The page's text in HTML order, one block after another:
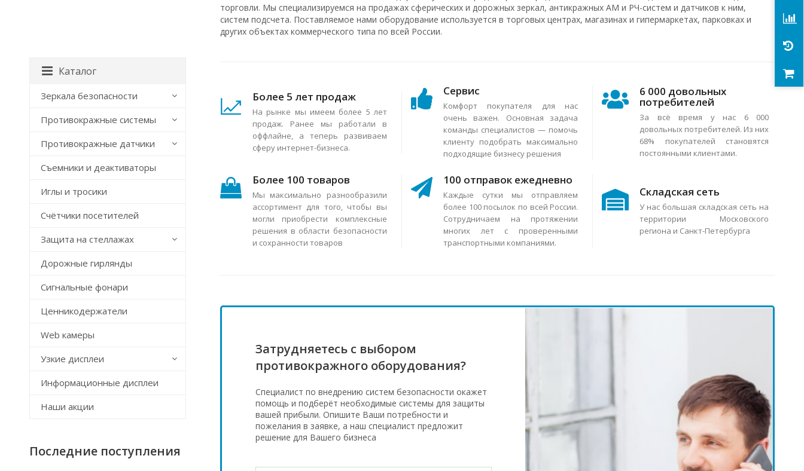
торговли. Мы специализируемся на продажах сферических и дорожных зеркал, антикражных АМ и РЧ-систем и датчиков к ним,
систем подсчета. Поставляемое нами оборудование используется в торговых центрах, магазинах и гипермаркетах, парковках и
других объектах коммерческого типа по всей России.
Более 5 лет продаж
На рынке мы имеем более 5 лет
продаж. Ранее мы работали в
оффлайне, а теперь развиваем
сферу интернет-бизнеса.
Сервис
Комфорт покупателя для нас
очень важен. Основная задача
команды специалистов — помочь
клиенту подобрать максимально
подходящие бизнесу решения
6 000 довольных
потребителей
За всё время у нас 6 000
довольных потребителей. Из них
68% покупателей становятся
постоянными клиентами.
Более 100 товаров
Мы максимально разнообразили
ассортимент для того, чтобы вы
могли приобрести комплексные
решения в области безопасности
и сохранности товаров
100 отправок ежедневно
Каждые сутки мы отправляем
более 100 посылок по всей России.
Сотрудничаем на протяжении
многих лет с проверенными
транспортными компаниями.
Складская сеть
У нас большая складская сеть на
территории Московского
региона и Санкт-Петербурга
Затрудняетесь с выбором
противокражного оборудования?
Специалист по внедрению систем безопасности окажет
помощь и подберёт необходимые системы для защиты
вашей прибыли. Опишите Ваши потребности и
пожелания в заявке, а наш специалист предложит
решение для Вашего бизнеса
Каталог
Зеркала безопасности
Противокражные системы
Противокражные датчики
Съемники и деактиваторы
Иглы и тросики
Счётчики посетителей
Защита на стеллажах
Дорожные гирлянды
Сигнальные фонари
Ценникодержатели
Web камеры
Узкие дисплеи
Информационные дисплеи
Наши акции
Последние поступления